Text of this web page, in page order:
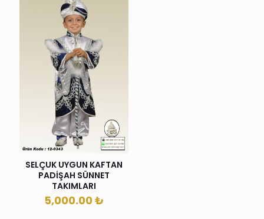
SELÇUK UYGUN KAFTAN
PADİŞAH SÜNNET
TAKIMLARI
5,000.00₺